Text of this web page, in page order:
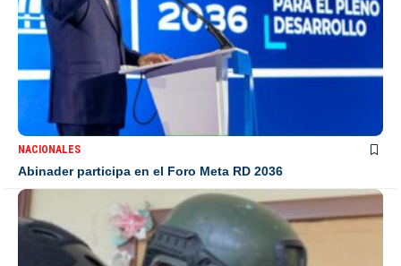
NACIONALES
Abinader participa en el Foro Meta RD 2036